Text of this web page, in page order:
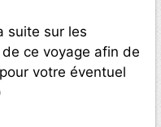
suite sur les
ce voyage afin de
votre éventuel